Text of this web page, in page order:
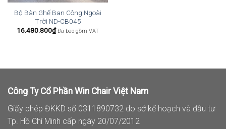
Bộ Bàn Ghế Ban Công Ngoài
Trời ND-CB045
16.480.800₫ Đã bao gồm VAT
Công Ty Cổ Phần Win Chair Việt Nam
Giấy phép ĐKKD số 0311890732 do sở kế hoạch và đầu tư
Tp. Hồ Chí Minh cấp ngày 20/07/2012